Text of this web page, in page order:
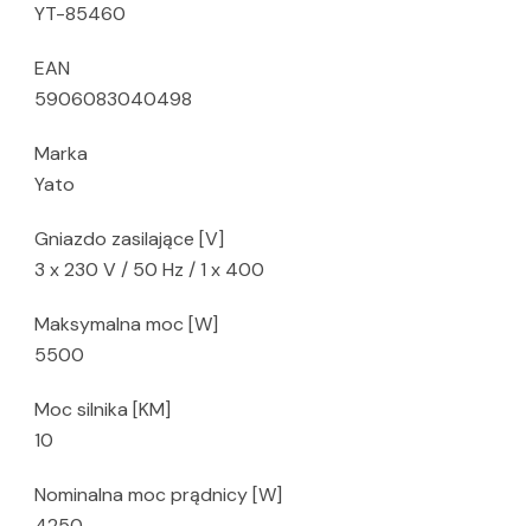
YT-85460
EAN
5906083040498
Marka
Yato
Gniazdo zasilające [V]
3 x 230 V / 50 Hz / 1 x 400
Maksymalna moc [W]
5500
Moc silnika [KM]
10
Nominalna moc prądnicy [W]